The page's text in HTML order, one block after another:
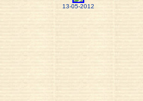
13-05-2012